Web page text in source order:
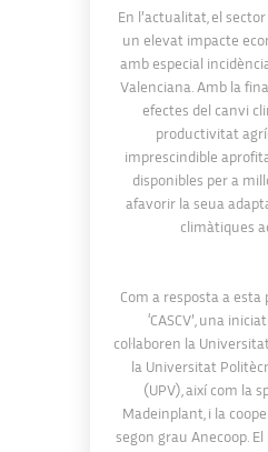
En l’actualitat, el
un elevat impacte
amb especial
Valenciana. Amb la
efectes del canvi
productivitat
imprescindible
disponibles per a
afavorir la seua
climàtiques
Com a resposta a
‘CASCV’, una
col·laboren la
la Universitat
(UPV), així com la
Madeinplant, i la
segon grau Anecoop.